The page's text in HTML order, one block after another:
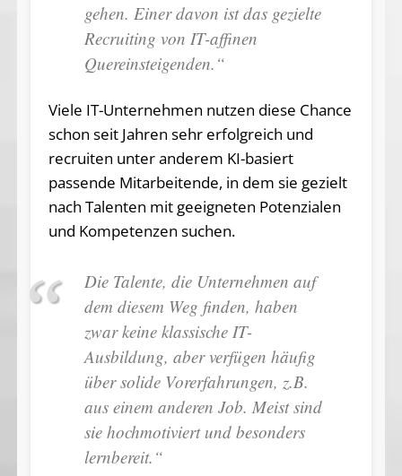
gehen. Einer davon ist das gezielte
Recruiting von IT-affinen
Quereinsteigenden.“
Viele IT-Unternehmen nutzen diese Chance
schon seit Jahren sehr erfolgreich und
recruiten unter anderem KI-basiert
passende Mitarbeitende, in dem sie gezielt
nach Talenten mit geeigneten Potenzialen
und Kompetenzen suchen.
Die Talente, die Unternehmen auf
dem diesem Weg finden, haben
zwar keine klassische IT-
Ausbildung, aber verfügen häufig
über solide Vorerfahrungen, z.B.
aus einem anderen Job. Meist sind
sie hochmotiviert und besonders
lernbereit.“